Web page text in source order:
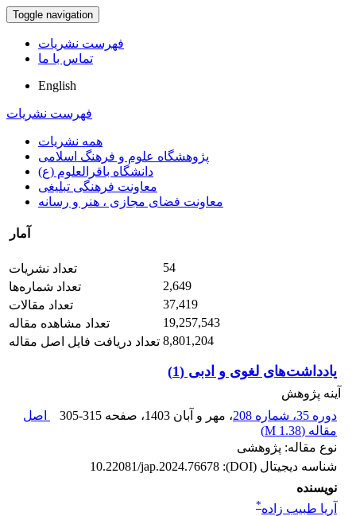
Toggle navigation
فهرست نشریات
تماس با ما
English
فهرست نشریات
همه نشریات
پژوهشگاه علوم و فرهنگ اسلامی
دانشگاه باقرالعلوم (ع)
معاونت فرهنگی تبلیغی
معاونت فضای مجازی ، هنر و رسانه
آمار
تعداد نشریات
54
تعداد شماره‌ها
2,649
تعداد مقالات
37,419
تعداد مشاهده مقاله
19,257,543
تعداد دریافت فایل اصل مقاله 8,801,204
یادداشت‌های لغوی و ادبی (1)
آینه پژوهش
دوره 35، شماره 208
، مهر و آبان 1403 ، صفحه 305-315
اصل
مقاله (1.38 M
)
نوع مقاله: پژوهشی
شناسه دیجیتال (DOI):
10.22081/jap.2024.76678
نویسنده
آریا طبیب زاده*